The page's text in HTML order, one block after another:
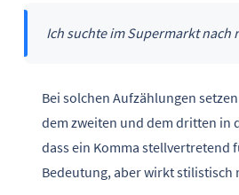
Ich suchte im Supermarkt nach
Bei solchen Aufzählungen
dem zweiten und dem dritten in
dass ein Komma stellvertretend
Bedeutung, aber wirkt stilistisch